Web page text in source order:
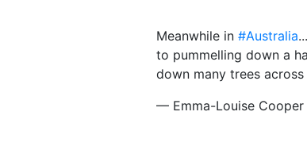
Meanwhile in #Australia...
to pummelling down a
down many trees
— Emma-Louise Cooper